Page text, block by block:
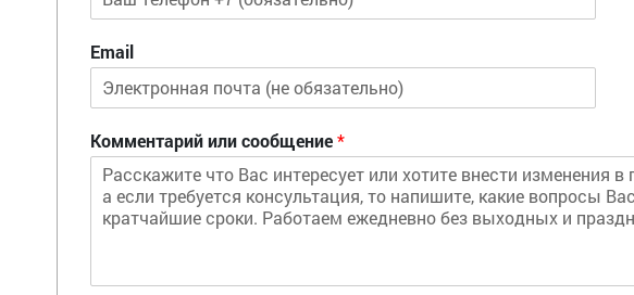
Email
Комментарий или сообщение*